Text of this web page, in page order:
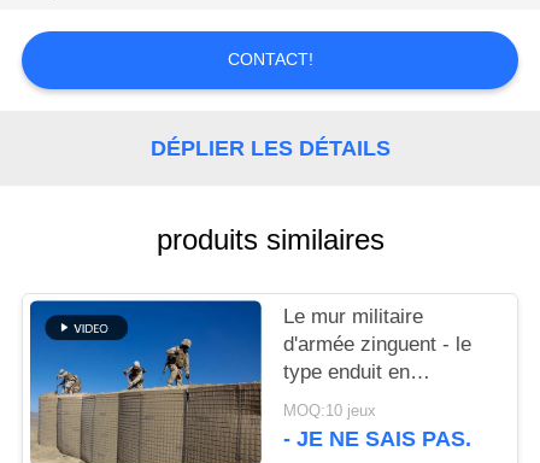
NOUS
CONTACTER
NOUVELLES
UN DEVIS
PLAN
DU
SITE
CONTACT!
DÉPLIER LES DÉTAILS
produits similaires
Le mur militaire
d'armée zinguent - le
type enduit en
aluminium barrières
défensives de bastion
MOQ:10 jeux
- JE NE SAIS PAS.